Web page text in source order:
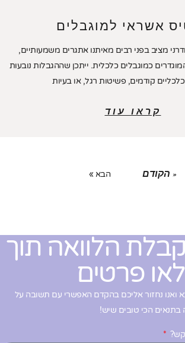
אשראי למוגבלים
מציב בפני רבים מאיתנו אתגרים משמעותיים,
כמוגבלים כלכלית. ייתכן שההגבלות נובעות
קודמים, פשיטות רגל, או בעיות
קראו עוד
« הקודם הבא »
הלוואה תוך
פרטים
נחזור אליכם בהקדם האפשרי עם תשובה על
הכי טובים שיש!